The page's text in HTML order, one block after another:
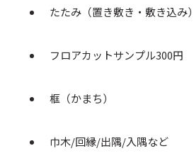
たたみ（置き敷き・敷き込み）
フロアカットサンプル300円
框（かまち）
巾木/回縁/出隅/入隅など